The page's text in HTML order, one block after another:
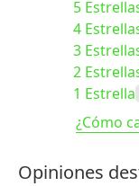
5
4
3
2
1 Estrella
¿Cómo
Opiniones